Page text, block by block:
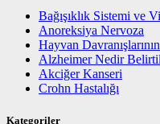
Bağışıklık Sistemi ve
Anoreksiya Nervoza
Hayvan
Alzheimer Nedir
Akciğer Kanseri
Crohn Hastalığı
Kategoriler